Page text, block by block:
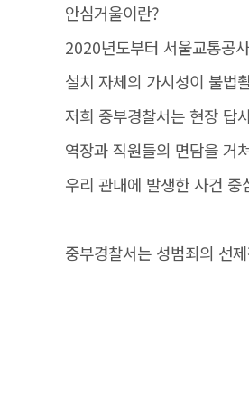
안심거울이란?
2020년도부터 서울교통공
설치 자체의 가시성이 불법
저희 중부경찰서는 현장 답
역장과 직원들의 면담을 거
우리 관내에 발생한 사건
중부경찰서는 성범죄의 선